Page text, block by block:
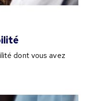
dont vous avez